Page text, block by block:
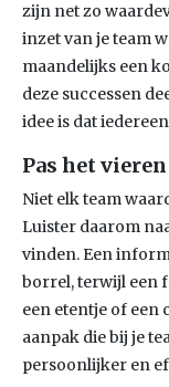
zijn net zo
inzet van je team
maandelijks een
deze successen
idee is dat
Pas het
Niet elk team
Luister daarom
vinden. Een
borrel, terwijl een
een etentje of een
aanpak die bij je
persoonlijker en